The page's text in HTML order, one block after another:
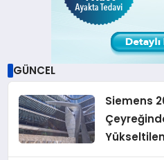
GÜNCEL
Siemens